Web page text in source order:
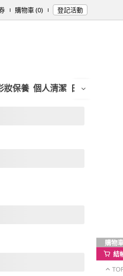
購物車 (0) 登記活動
妝保養 個人清潔 日用/紙品
購物
結